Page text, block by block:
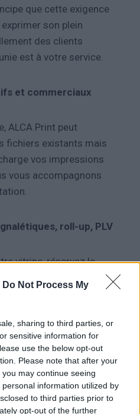
Do Not Process My
sharing to third parties, or
sensitive information for
use the below opt-out
Please note that after your
may continue seeing
information utilized by
to third parties prior to
opt-out of the further
que cette exigence
son plein
des clients
est à votre service.
et commerciaux
ALCA Print peut
fichiers existants mais
vos impressions
vous accompagnons
roll-up, PLV
vitrine, réservez le
ALCA Print. Nous
pour que votre
belle avec le temps.